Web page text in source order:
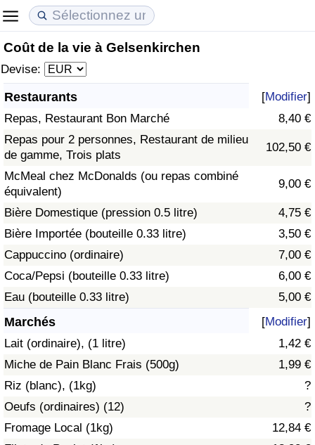
Coût de la vie à Gelsenkirchen
Devise:
Restaurants [Modifier]
Repas, Restaurant Bon Marché
8,40 €
Repas pour 2 personnes, Restaurant de milieu
de gamme, Trois plats
102,50 €
McMeal chez McDonalds (ou repas combiné
équivalent)
9,00 €
Bière Domestique (pression 0.5 litre)
4,75 €
Bière Importée (bouteille 0.33 litre)
3,50 €
Cappuccino (ordinaire)
7,00 €
Coca/Pepsi (bouteille 0.33 litre)
6,00 €
Eau (bouteille 0.33 litre)
5,00 €
Marchés [Modifier]
Lait (ordinaire), (1 litre)
1,42 €
Miche de Pain Blanc Frais (500g)
1,99 €
Riz (blanc), (1kg)
?
Oeufs (ordinaires) (12)
?
Fromage Local (1kg)
12,84 €
Coût de la vie
Indice du Coût de la Vie
Indice du coût de la vie par pays
à Akaba
Prix de l'immobilier
Indice des Prix de l'immobilier
Indice des Prix de l'immobilier par Pays
Qualité de Vie
Indice de Qualité de Vie (Actuel)
Indice de qualité de vie par pays
Criminalité
Indice de Criminalité (Actuel)
Indice de Criminalité
Indice de criminalité par pays
Soins de santé
Indice des soins de santé (Actuel)
Indice des soins de santé